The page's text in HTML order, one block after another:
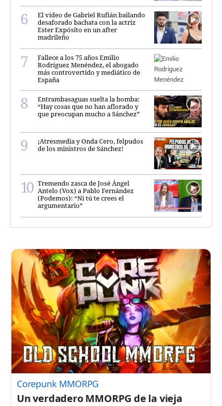
El vídeo de Gabriel Rufián bailando
desaforado bachata con la actriz
Ester Expósito en un after
madrileño
Fallece a los 75 años Emilio
Rodríguez Menéndez, el abogado
más controvertido y mediático de
España
Entrambasaguas suelta la bomba:
“Hay cosas que no han aflorado y
que preocupan mucho a Sánchez”
¡Atresmedia y Onda Cero, felpudos
de los ministros de Sánchez!
Tremendo zasca de José Ángel
Antelo (Vox) a Pablo Fernández
(Podemos): “Ni tú te crees el
argumentario”
Corepunk MMORPG
Un verdadero MMORPG de la vieja